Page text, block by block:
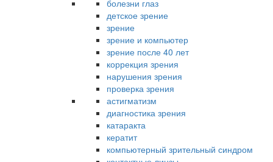
болезни глаз
детское зрение
зрение
зрение и компьютер
зрение после 40 лет
коррекция зрения
нарушения зрения
проверка зрения
астигматизм
диагностика зрения
катаракта
кератит
компьютерный зрительный синдром